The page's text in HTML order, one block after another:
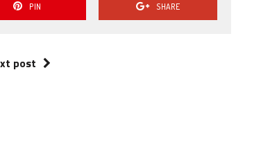
PIN SHARE
post